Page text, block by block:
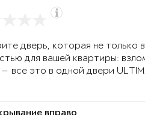
дверь, которая не только
для вашей квартиры:
все это в одной двери